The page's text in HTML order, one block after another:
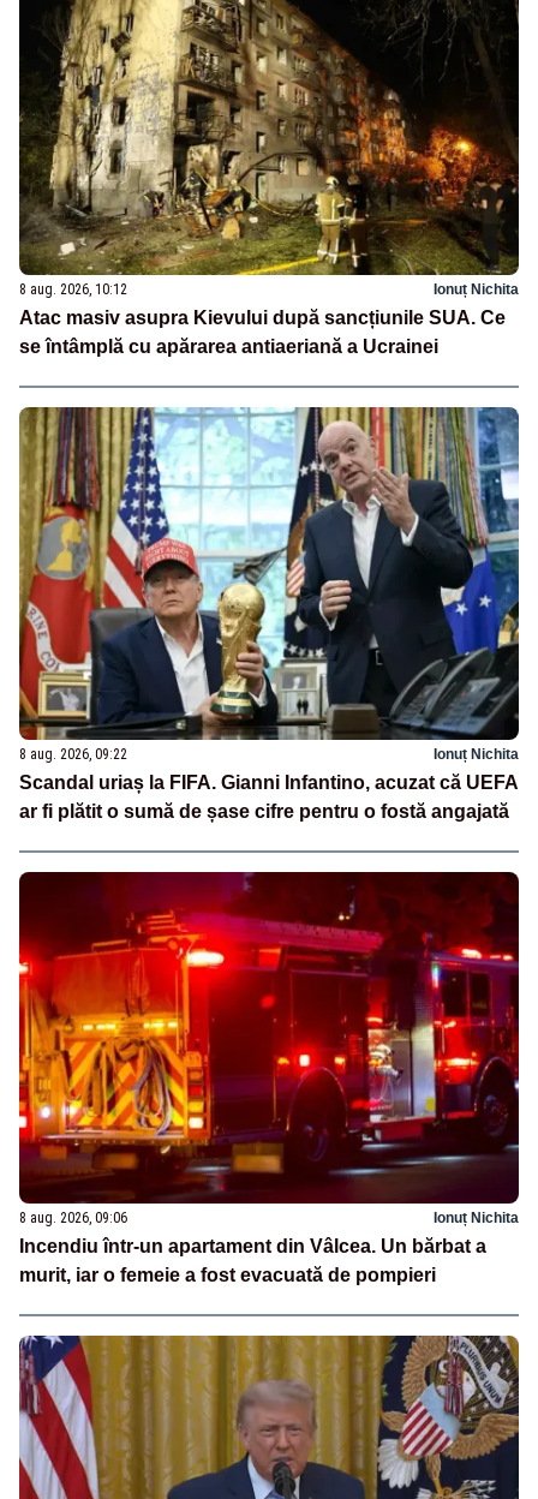
8 aug. 2026, 10:12 Ionuț Nichita
Atac masiv asupra Kievului după sancțiunile SUA. Ce
se întâmplă cu apărarea antiaeriană a Ucrainei
8 aug. 2026, 09:22 Ionuț Nichita
Scandal uriaș la FIFA. Gianni Infantino, acuzat că UEFA
ar fi plătit o sumă de șase cifre pentru o fostă angajată
8 aug. 2026, 09:06 Ionuț Nichita
Incendiu într-un apartament din Vâlcea. Un bărbat a
murit, iar o femeie a fost evacuată de pompieri